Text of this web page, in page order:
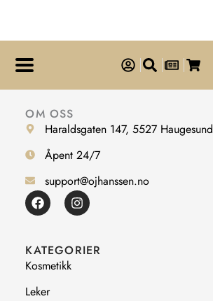
OM OSS
Haraldsgaten 147, 5527 Haugesund
Åpent 24/7
support@ojhanssen.no
F
a
c
b
o
o
k
I
n
s
a
g
KATEGORIER
Kosmetikk
Leker